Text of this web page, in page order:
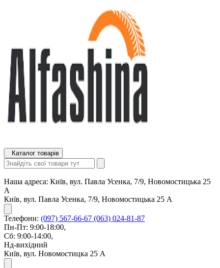
Каталог товарів
Наша адреса: Київ, вул. Павла Усенка, 7/9, Новомостицька 25
А
Київ, вул. Павла Усенка, 7/9, Новомостицька 25 А
Телефони: (097) 567-66-67 (063) 024-81-87
Пн-Пт: 9:00-18:00,
Сб: 9:00-14:00,
Нд-вихідний
Київ, вул. Новомостицка 25 А